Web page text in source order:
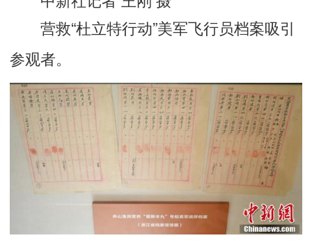
营救“杜立特行动”美军飞行员档案吸引
参观者。